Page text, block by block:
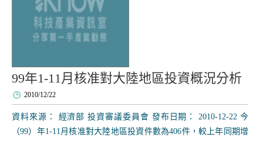
99年1-11月核准對大陸地區投資概況分析
2010/12/22
資料來源： 經濟部 投資審議委員會 發布日期： 2010-12-22 今
（99）年1-11月核准對大陸地區投資件數為406件，較上年同期增